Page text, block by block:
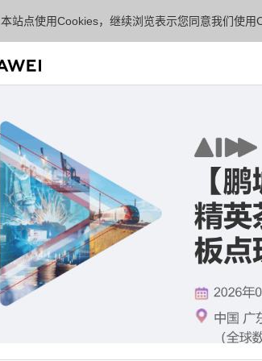
本站点使用Cookies，继续浏览表示您同意我们使用